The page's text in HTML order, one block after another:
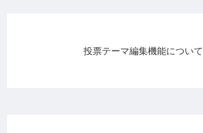
投票テーマ編集機能について